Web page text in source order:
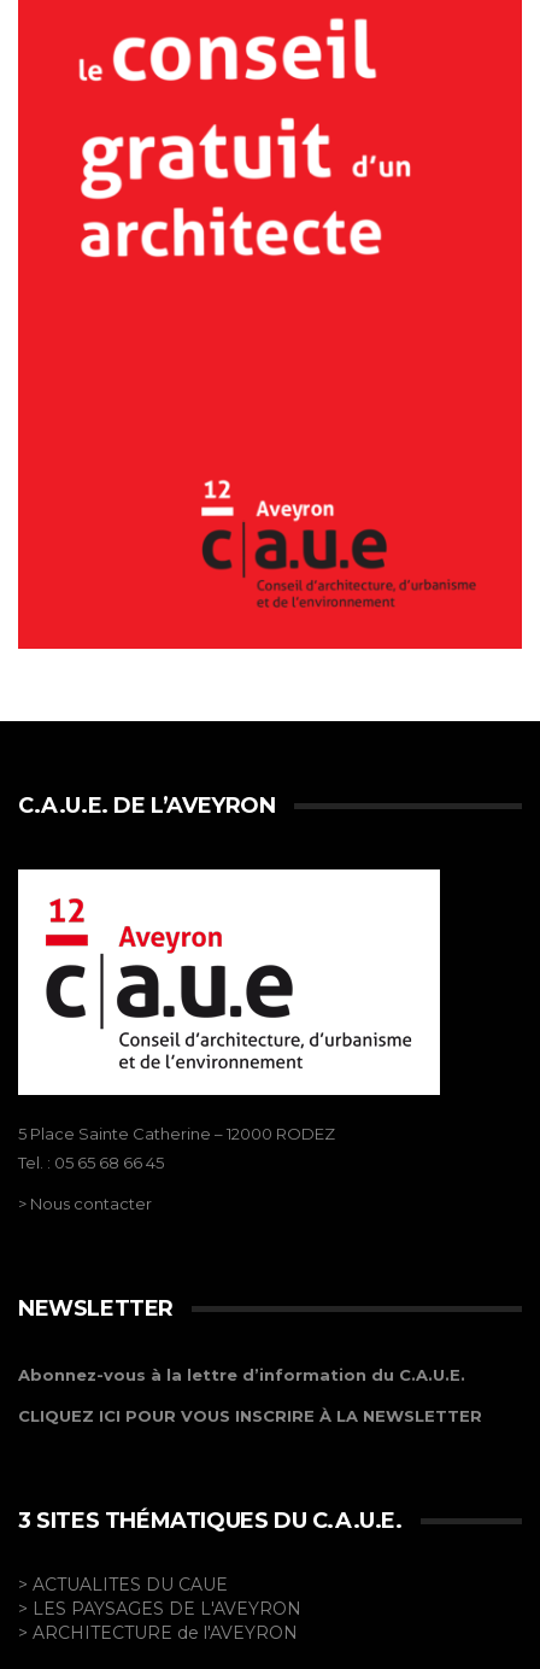
C.A.U.E. DE L’AVEYRON
5 Place Sainte Catherine – 12000 RODEZ
Tel. : 05 65 68 66 45
> Nous contacter
NEWSLETTER
Abonnez-vous à la lettre d’information du C.A.U.E.
CLIQUEZ ICI POUR VOUS INSCRIRE À LA NEWSLETTER
3 SITES THÉMATIQUES DU C.A.U.E.
> ACTUALITES DU CAUE
> LES PAYSAGES DE L'AVEYRON
> ARCHITECTURE de l'AVEYRON